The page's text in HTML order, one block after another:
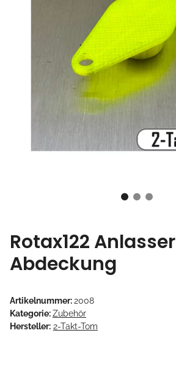
Rotax122 Anlasser
Abdeckung
Artikelnummer:2008
Kategorie:Zubehör
Hersteller: 2-Takt-Tom